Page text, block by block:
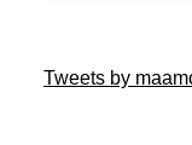
Tweets by